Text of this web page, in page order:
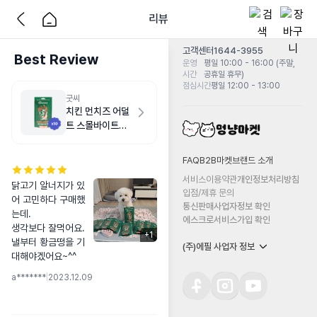
리뷰
Best Review
굿씨
치킨 먼치즈 어덜
트 스몰바이트
+1
닭고기 알너지가 있
어 고민하다 구매했
는데.
생각보다 잘먹어요.
낼부터 황금떵을 기
대해야겠어요~^^
a******* 2023.12.09
고객센터1644-3955
운영
시간
평일 10:00 - 16:00 (주말,
공휴일 휴무)
점심시간평일 12:00 - 13:00
FAQB2B마켓 브랜드 소개
서비스이용약관개인정보처리방침
입점/제휴 문의
통신판매사업자정보 확인
에스크로서비스가입 확인
(주)에필 사업자 정보